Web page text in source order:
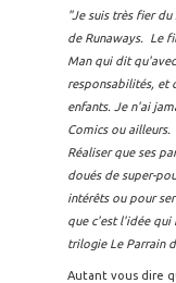
"Je suis très fier
de Runaways. Le
Man qui dit
responsabilités, et
enfants. Je n'ai
Comics ou ailleurs.
Réaliser que ses
doués de super-
intérêts ou pour
que c'est l'idée qui
trilogie Le Parrain
Autant vous dire